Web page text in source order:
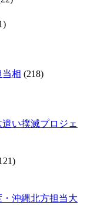
当相 (218)
い撲滅プロジェ
沖縄北方担当大